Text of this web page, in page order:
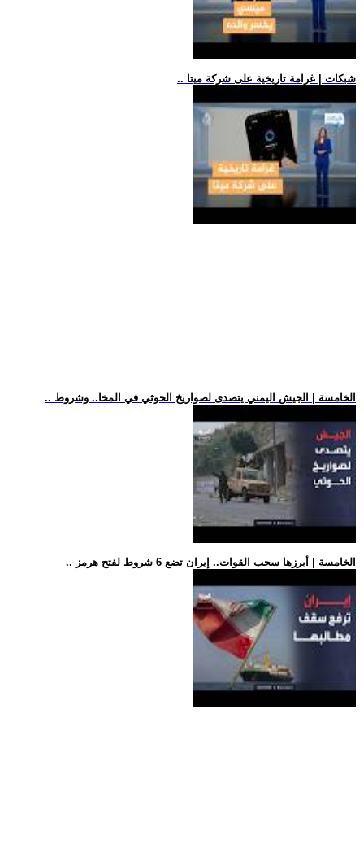
.. شبكات | غرامة تاريخية على شركة ميتا
.. الخامسة | الجيش اليمني يتصدى لصواريخ الحوثي في المخا.. وشروط
.. الخامسة | أبرزها سحب القوات.. إيران تضع 6 شروط لفتح هرمز